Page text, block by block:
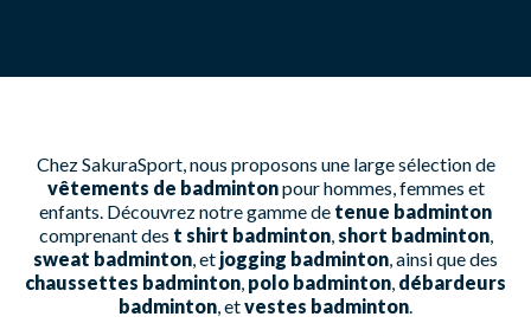
Chez SakuraSport, nous proposons une large sélection de
vêtements de badmintonpour hommes, femmes et
enfants. Découvrez notre gamme de tenue badminton
comprenant des t shirt badminton,short badminton,
sweat badminton, et jogging badminton, ainsi que des
chaussettes badminton, polo badminton, débardeurs
badminton, etvestes badminton.